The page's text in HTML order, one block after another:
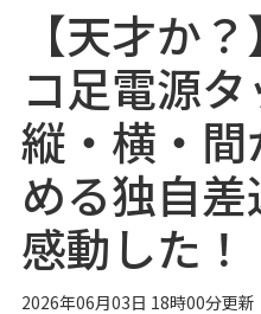
【天才か
コ足電源
縦・横・
める独自
感動した！
2026年06月03日 18時00分更新